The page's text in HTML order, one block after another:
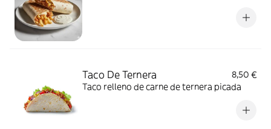
Taco De Ternera
8,50 €
Taco relleno de carne de ternera picada